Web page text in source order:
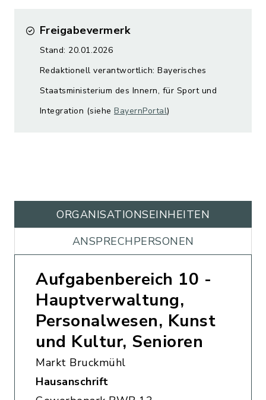
Freigabevermerk
Stand: 20.01.2026
Redaktionell verantwortlich: Bayerisches
Staatsministerium des Innern, für Sport und
Integration (siehe BayernPortal)
ORGANISATIONS­EINHEITEN
ANSPRECHPERSONEN
Aufgabenbereich 10 -
Hauptverwaltung,
Personalwesen, Kunst
und Kultur, Senioren
Markt Bruckmühl
Hausanschrift